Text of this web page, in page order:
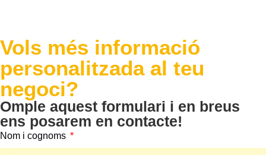
Vols més informació
personalitzada al teu
negoci?
Omple aquest formulari i en breus
ens posarem en contacte!
Nom i cognoms